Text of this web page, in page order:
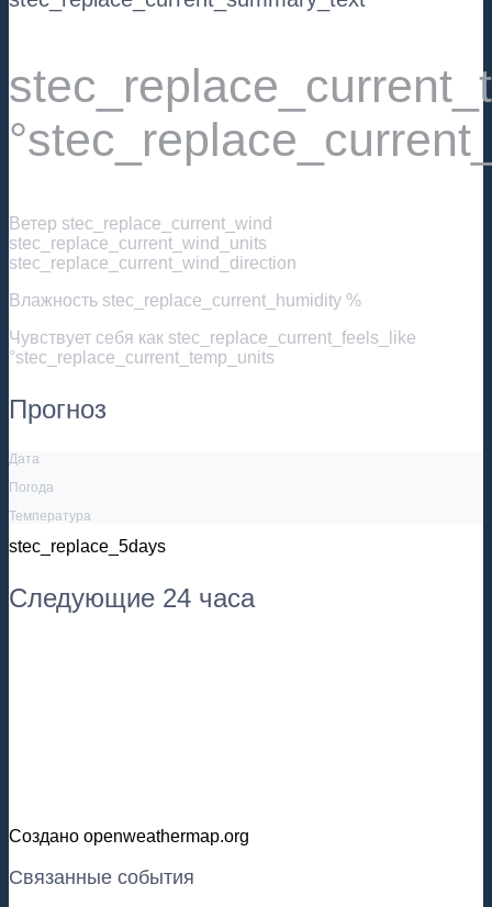
Ветер stec_replace_current_wind
stec_replace_current_wind_units
stec_replace_current_wind_direction
Влажность stec_replace_current_humidity %
Чувствует себя как stec_replace_current_feels_like
°stec_replace_current_temp_units
Прогноз
Дата
Погода
Температура
stec_replace_5days
Следующие 24 часа
Создано openweathermap.org
Связанные события